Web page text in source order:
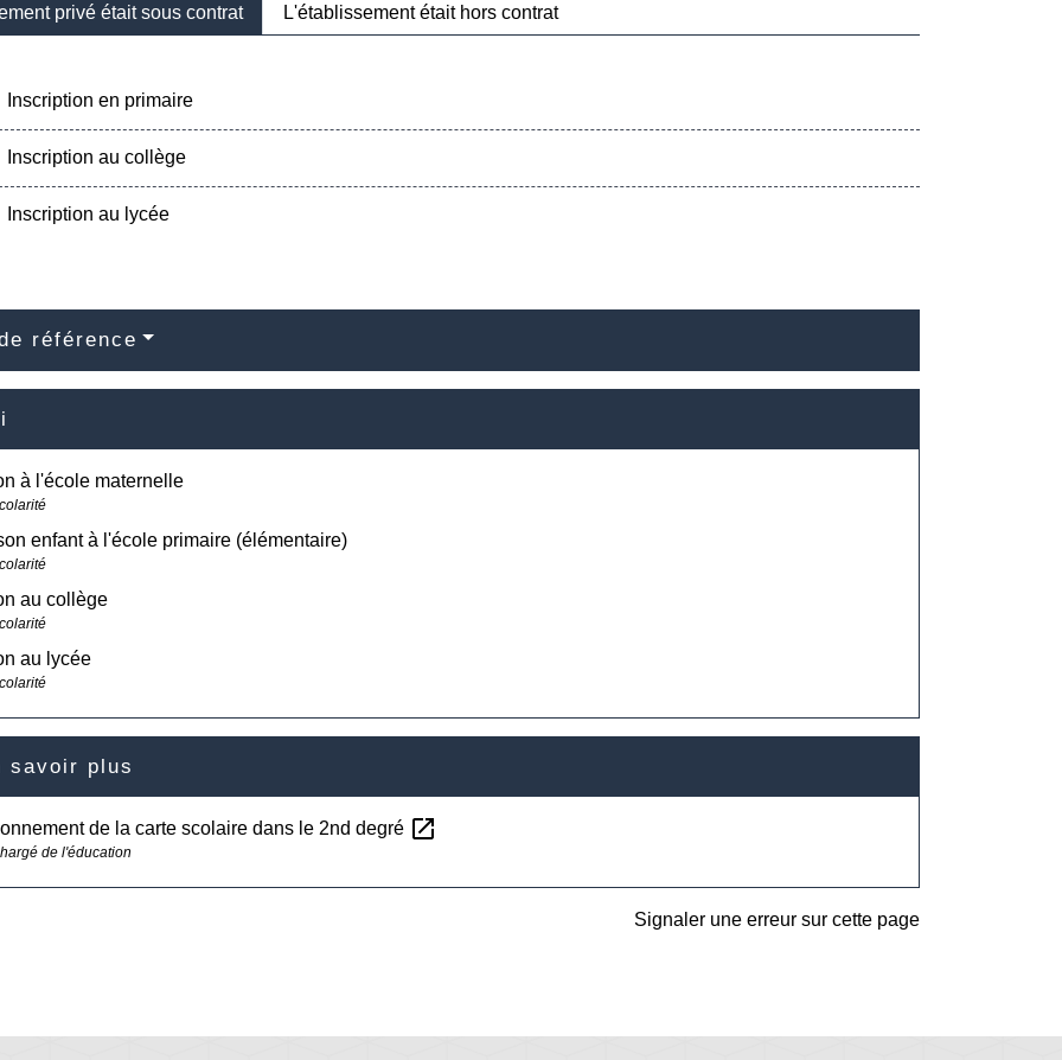
privé était sous contrat L'établissement était hors contrat
Inscription en primaire
Inscription au collège
Inscription au lycée
référence
à l'école maternelle
enfant à l'école primaire (élémentaire)
au collège
au lycée
savoir plus
de la carte scolaire dans le 2nd degré open_in_new
de l'éducation
Signaler une erreur sur cette page